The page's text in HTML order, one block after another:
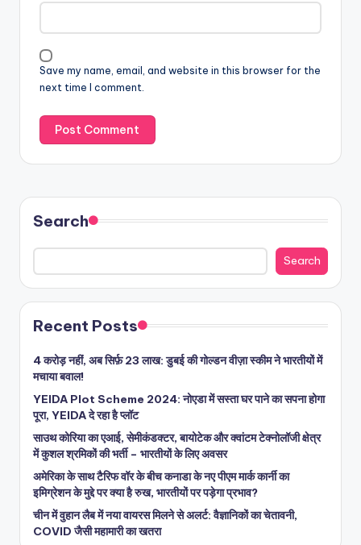
Save my name, email, and website in this browser for the
next time I comment.
Search
Search
Recent Posts
4 करोड़ नहीं, अब सिर्फ़ 23 लाख: डुबई की गोल्डन वीज़ा स्कीम ने भारतीयों में
मचाया बवाल!
YEIDA Plot Scheme 2024: नोएडा में सस्ता घर पाने का सपना होगा
पूरा, YEIDA दे रहा है प्लॉट
साउथ कोरिया का एआई, सेमीकंडक्टर, बायोटेक और क्वांटम टेक्नोलॉजी क्षेत्र
में कुशल श्रमिकों की भर्ती – भारतीयों के लिए अवसर
अमेरिका के साथ टैरिफ वॉर के बीच कनाडा के नए पीएम मार्क कार्नी का
इमिग्रेशन के मुद्दे पर क्या है रुख, भारतीयों पर पड़ेगा प्रभाव?
चीन में वुहान लैब में नया वायरस मिलने से अलर्ट: वैज्ञानिकों का चेतावनी,
COVID जैसी महामारी का खतरा